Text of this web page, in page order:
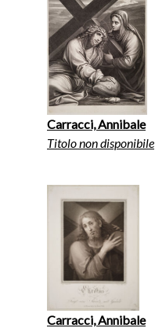
Carracci, Annibale
Titolo non disponibile
Carracci, Annibale